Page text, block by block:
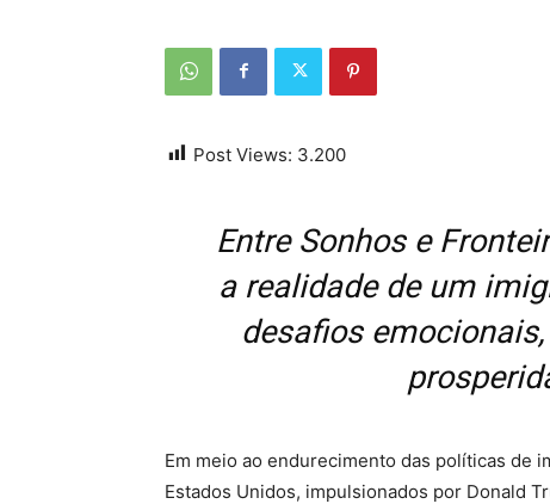
Post Views: 3.200
Entre Sonhos e
a realidade de um
desafios
Em meio ao endurecimento das políticas de
Estados Unidos, impulsionados por Donald